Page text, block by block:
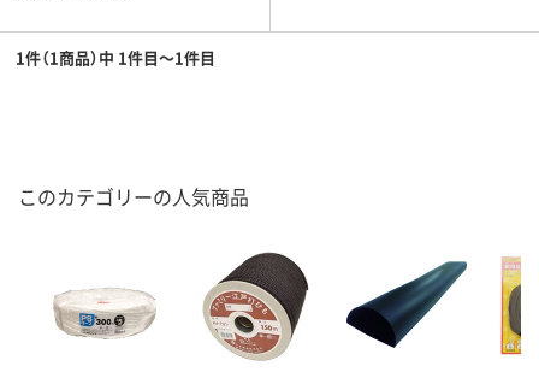
1件（1商品）中 1件目～1件目
このカテゴリーの人気商品